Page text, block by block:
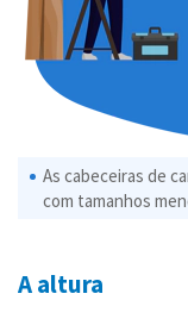
As cabeceiras de
com tamanhos
A altura